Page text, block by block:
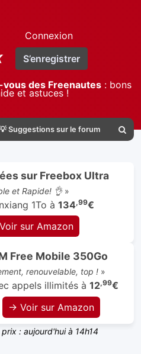
Connexion
S’enregistrer
vous des Freenautes: bons
et astuces !
Suggestions sur le forum
sur Freebox Ultra
et Rapide! 👌»
1To à 134,99€
sur Amazon
Free Mobile 350Go
renouvelable, top !»
appels illimités à 12,99€
→ Voir sur Amazon
: aujourd'hui à 14h14